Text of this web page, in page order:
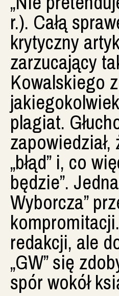
r.). Całą
krytyczny
zarzucający
Kowalskiego
plagiat.
„błąd” i, co
będzie”.
Wyborcza”
redakcji, ale
„GW” się
spór wokół